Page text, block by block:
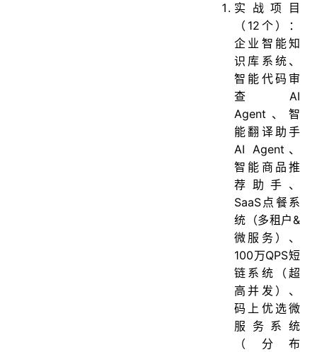
实战项目
（12个）：
企业智能知
识库系统、
智能代码审
查AI
Agent、智
能翻译助手
AI Agent、
智能商品推
荐助手、
SaaS点餐系
统（多租户&
微服务）、
100万QPS短
链系统（超
高并发）、
码上优选微
服务系统
（分布